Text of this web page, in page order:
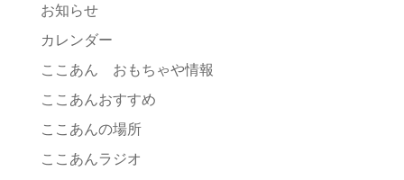
お知らせ
カレンダー
ここあん おもちゃや情報
ここあんおすすめ
ここあんの場所
ここあんラジオ